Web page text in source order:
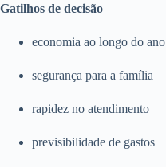
Gatilhos de decisão
economia ao longo do ano
segurança para a família
rapidez no atendimento
previsibilidade de gastos